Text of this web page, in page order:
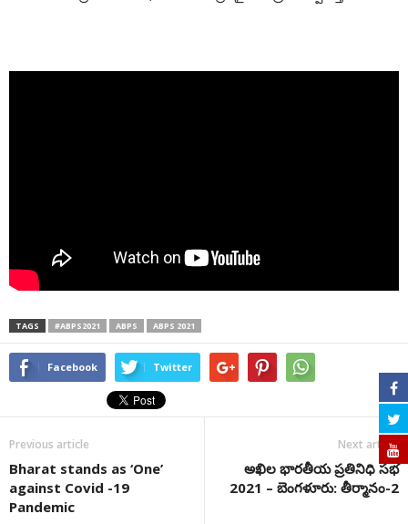
TAGS #ABPS2021 ABPS ABPS 2021
Facebook Twitter
Previous article
Bharat stands as ‘One’
against Covid -19
Pandemic
Next article
అఖిల భారతీయ ప్రతినిధి సభ
2021 – బెంగళూరు: తీర్మానం-2